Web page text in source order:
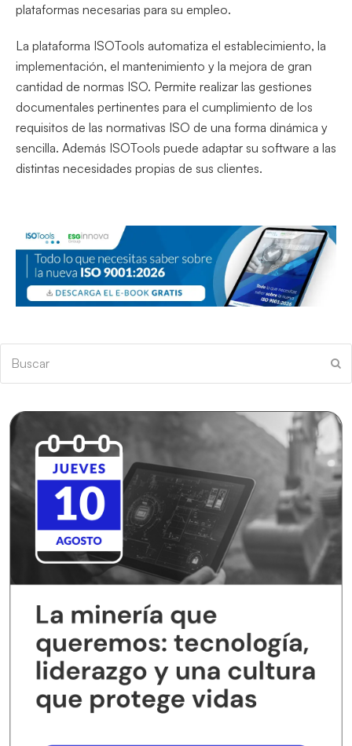
plataformas necesarias para su empleo.
La plataforma ISOTools automatiza el establecimiento, la
implementación, el mantenimiento y la mejora de gran
cantidad de normas ISO. Permite realizar las gestiones
documentales pertinentes para el cumplimiento de los
requisitos de las normativas ISO de una forma dinámica y
sencilla. Además ISOTools puede adaptar su software a las
distintas necesidades propias de sus clientes.